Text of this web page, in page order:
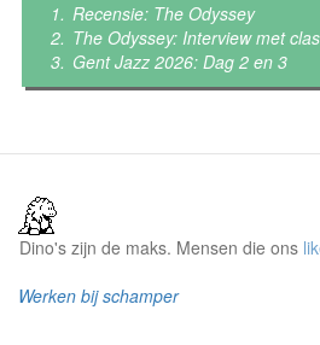
Recensie: The Odyssey
The Odyssey: Interview met
Gent Jazz 2026: Dag 2 en 3
Dino's zijn de maks. Mensen die ons
Werken bij schamper